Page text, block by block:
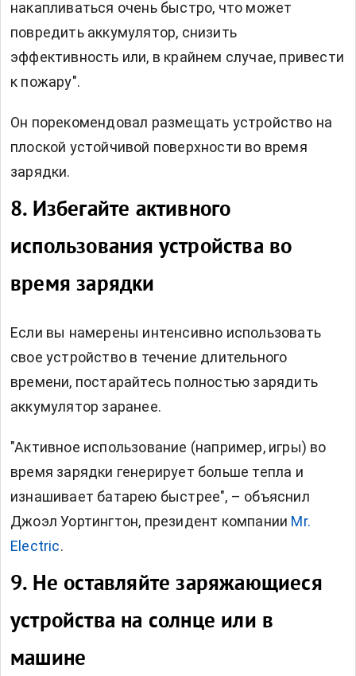
накапливаться очень быстро, что может
повредить аккумулятор, снизить
эффективность или, в крайнем случае, привести
к пожару".
Он порекомендовал размещать устройство на
плоской устойчивой поверхности во время
зарядки.
8. Избегайте активного
использования устройства во
время зарядки
Если вы намерены интенсивно использовать
свое устройство в течение длительного
времени, постарайтесь полностью зарядить
аккумулятор заранее.
"Активное использование (например, игры) во
время зарядки генерирует больше тепла и
изнашивает батарею быстрее", – объяснил
Джоэл Уортингтон, президент компании Mr.
Electric.
9. Не оставляйте заряжающиеся
устройства на солнце или в
машине